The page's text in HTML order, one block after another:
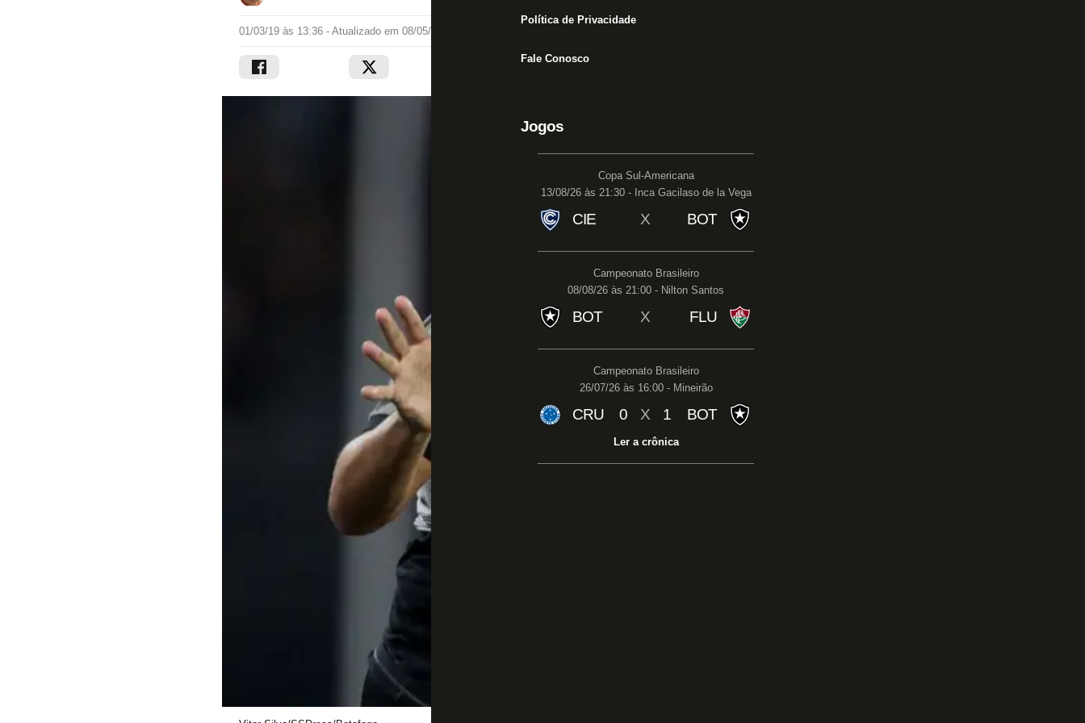
Política de Privacidade
Fale Conosco
Jogos
Copa Sul-Americana
13/08/26 às 21:30 - Inca Gacilaso de la Vega
CIE X BOT
Campeonato Brasileiro
08/08/26 às 21:00 - Nilton Santos
BOT X FLU
Campeonato Brasileiro
26/07/26 às 16:00 - Mineirão
CRU 0 X 1 BOT
Ler a crônica
01/03/19 às 13:36 - Atualizado em 08/05/24 às 10:39